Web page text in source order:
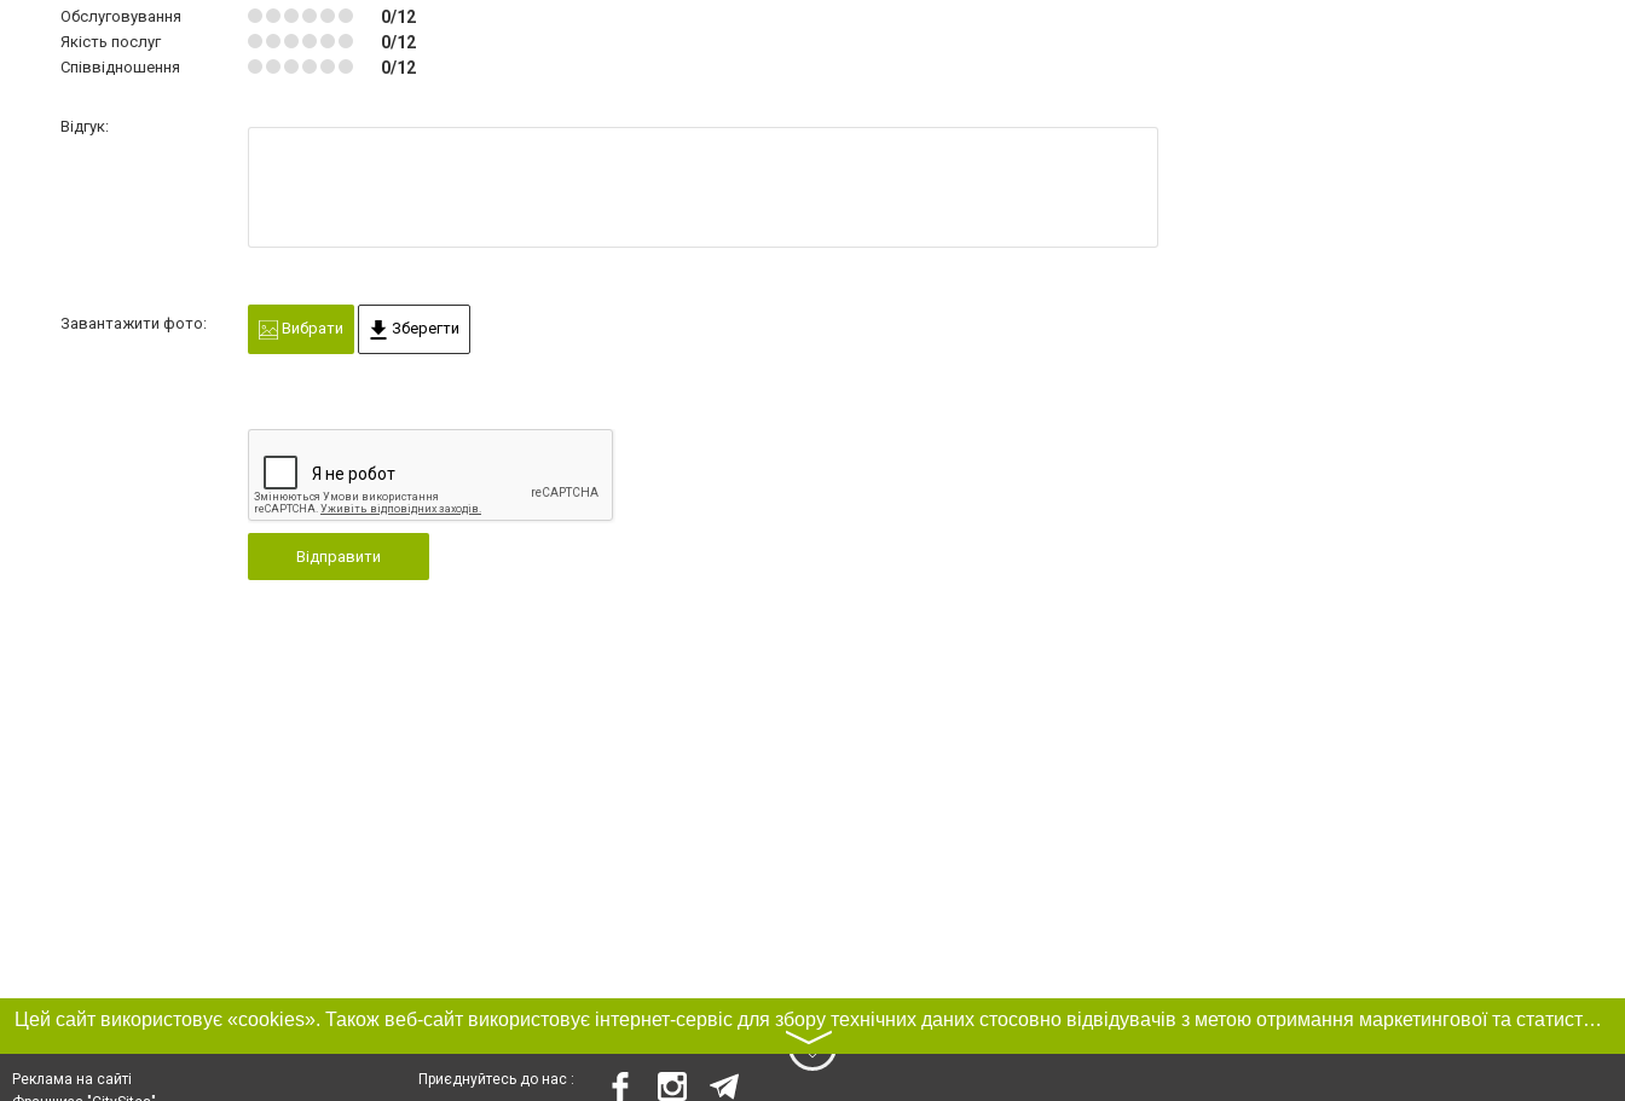
Обслуговування 0/12
Якість послуг 0/12
Співвідношення 0/12
Відгук:
Завантажити фото: Вибрати Зберегти
Відправити
Цей сайт використовує «cookies». Також веб-сайт використовує інтернет-сервіс для збору технічних даних стосовно відвідувачів з метою отримання маркетингової та статистичної інформації. Умови обробки даних відвідувачів сайту див.
〉
Реклама на сайті
Приєднуйтесь до нас :